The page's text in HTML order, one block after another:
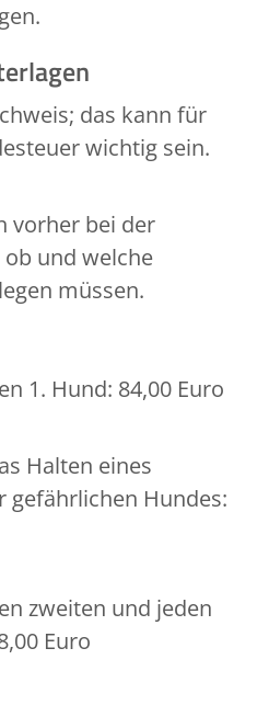
das kann für
wichtig sein.
vorher bei der
und welche
müssen.
1. Hund: 84,00 Euro
Halten eines
gefährlichen Hundes:
zweiten und jeden
Euro